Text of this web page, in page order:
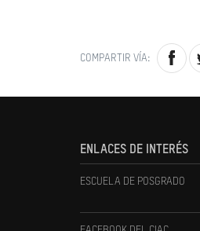
COMPARTIR VÍA:
ENLACES DE INTERÉS
ESCUELA DE POSGRADO